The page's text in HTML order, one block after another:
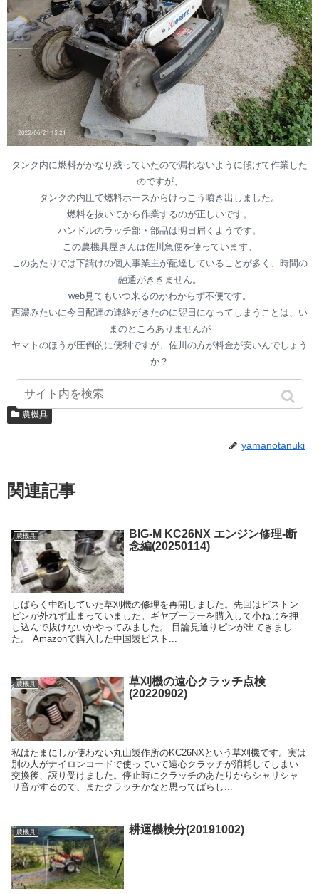
タンク内に燃料がかなり残っていたので漏れないように傾けて作業した
のですが、
タンクの内圧で燃料ホースからけっこう噴き出しました。
燃料を抜いてから作業するのが正しいです。
ハンドルのラッチ部・部品は明日届くようです。
この農機具屋さんは佐川急便を使っています。
このあたりでは下請けの個人事業主が配達していることが多く、時間の
融通がききません。
web見てもいつ来るのかわからず不便です。
西濃みたいに今日配達の連絡がきたのに翌日になってしまうことは、い
まのところありませんが
ヤマトのほうが圧倒的に便利ですが、佐川の方が料金が安いんでしょう
か？
農機具
yamanotanuki
関連記事
農機具
BIG-M KC26NX エンジン修理-断
念編(20250114)
しばらく中断していた草刈機の修理を再開しました。先回はピストン
ピンが外れず止まっていました。ギヤプーラーを購入して小ねじを押
し込んで抜けないかやってみました。 目論見通りピンが出てきまし
た。 Amazonで購入した中国製ピスト...
農機具
草刈機の遠心クラッチ点検
(20220902)
私はたまにしか使わない丸山製作所のKC26NXという草刈機です。実は
別の人がナイロンコードで使っていて遠心クラッチが消耗してしまい
交換後、譲り受けました。停止時にクラッチのあたりからシャリシャ
リ音がするので、またクラッチかなと思ってばらし...
農機具 耕運機検分(20191002)